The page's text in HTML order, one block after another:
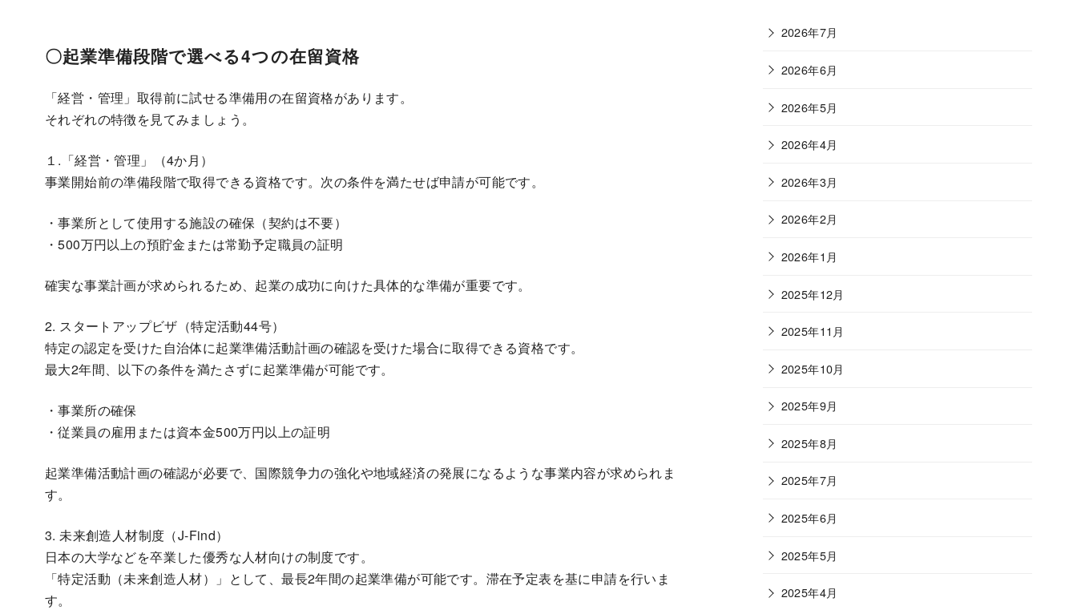
〇起業準備段階で選べる4つの在留資格
「経営・管理」取得前に試せる準備用の在留資格があります。
それぞれの特徴を見てみましょう。
１.「経営・管理」（4か月）
事業開始前の準備段階で取得できる資格です。次の条件を満たせば申請が可能です。
・事業所として使用する施設の確保（契約は不要）
・500万円以上の預貯金または常勤予定職員の証明
確実な事業計画が求められるため、起業の成功に向けた具体的な準備が重要です。
2. スタートアップビザ（特定活動44号）
特定の認定を受けた自治体に起業準備活動計画の確認を受けた場合に取得できる資格です。
最大2年間、以下の条件を満たさずに起業準備が可能です。
・事業所の確保
・従業員の雇用または資本金500万円以上の証明
起業準備活動計画の確認が必要で、国際競争力の強化や地域経済の発展になるような事業内容が求められま
す。
3. 未来創造人材制度（J-Find）
日本の大学などを卒業した優秀な人材向けの制度です。
「特定活動（未来創造人材）」として、最長2年間の起業準備が可能です。滞在予定表を基に申請を行いま
す。
ー 2026年7月
2026年6月
2026年5月
2026年4月
2026年3月
2026年2月
2026年1月
2025年12月
2025年11月
2025年10月
2025年9月
2025年8月
2025年7月
2025年6月
2025年5月
2025年4月